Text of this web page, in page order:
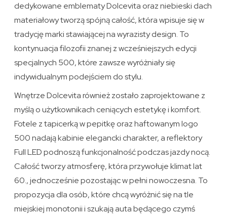
dedykowane emblematy Dolcevita oraz niebieski dach
materiałowy tworzą spójną całość, która wpisuje się w
tradycję marki stawiającej na wyrazisty design. To
kontynuacja filozofii znanej z wcześniejszych edycji
specjalnych 500, które zawsze wyróżniały się
indywidualnym podejściem do stylu.
Wnętrze Dolcevita również zostało zaprojektowane z
myślą o użytkownikach ceniących estetykę i komfort.
Fotele z tapicerką w pepitkę oraz haftowanym logo
500 nadają kabinie elegancki charakter, a reflektory
Full LED podnoszą funkcjonalność podczas jazdy nocą.
Całość tworzy atmosferę, która przywołuje klimat lat
60., jednocześnie pozostając w pełni nowoczesna. To
propozycja dla osób, które chcą wyróżnić się na tle
miejskiej monotonii i szukają auta będącego czymś